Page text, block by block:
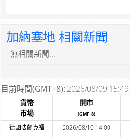
加納塞地 相關新聞
無相關新聞...
目前時間(GMT+8): 2026/08/09 15:49
貨幣
市場
開市
(GMT+8)
德國法蘭克福 2026/08/10 14:00